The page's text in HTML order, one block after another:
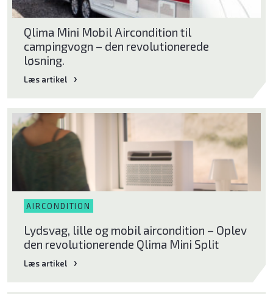
Qlima Mini Mobil Aircondition til
campingvogn – den revolutionerede
løsning.
Læs artikel
AIRCONDITION
Lydsvag, lille og mobil aircondition – Oplev
den revolutionerende Qlima Mini Split
Læs artikel